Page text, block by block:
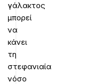
γάλακτος
μπορεί
να
κάνει
τη
στεφανιαία
νόσο